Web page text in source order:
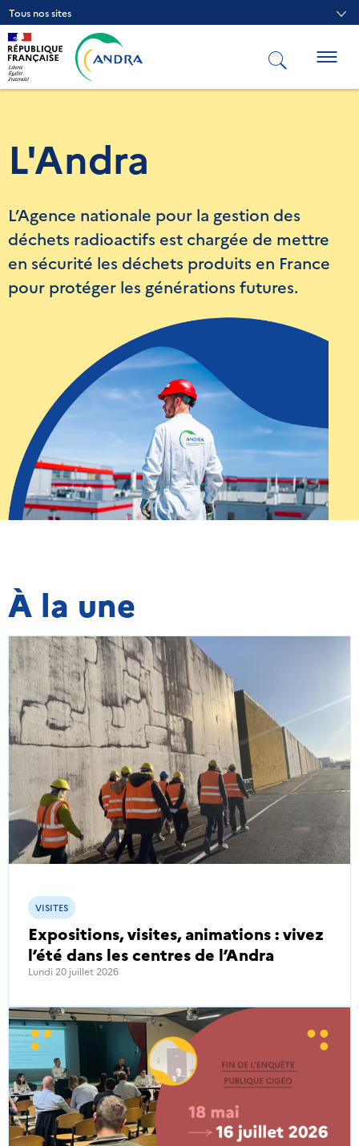
Aller
au
contenu
principal
Tous nos sites
L'Andra
L’Agence nationale pour la gestion des
déchets radioactifs est chargée de mettre
en sécurité les déchets produits en France
pour protéger les générations futures.
À la une
Expositions, visites, animations : vivez
l’été dans les centres de l’Andra
VISITES
Lundi 20 juillet 2026